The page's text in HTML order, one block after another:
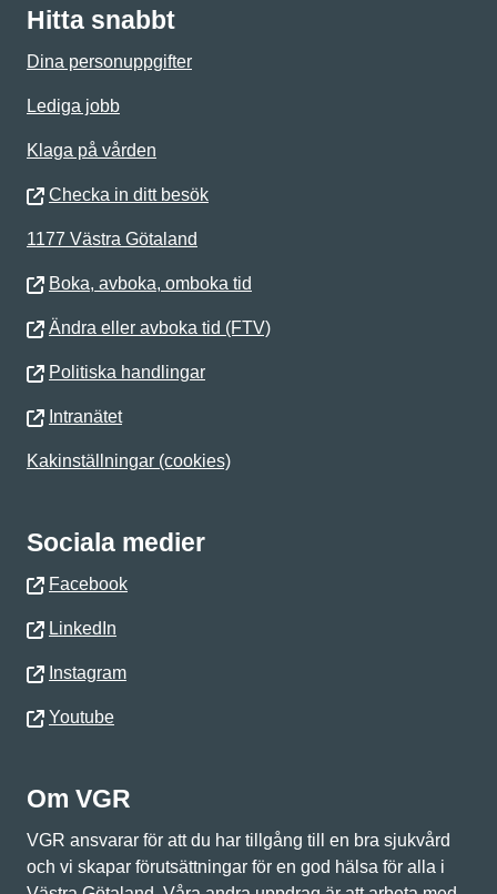
Hitta snabbt
Dina personuppgifter
Lediga jobb
Klaga på vården
Checka in ditt besök
1177 Västra Götaland
Boka, avboka, omboka tid
Ändra eller avboka tid (FTV)
Politiska handlingar
Intranätet
Kakinställningar (cookies)
Sociala medier
Facebook
LinkedIn
Instagram
Youtube
Om VGR
VGR ansvarar för att du har tillgång till en bra sjukvård
och vi skapar förutsättningar för en god hälsa för alla i